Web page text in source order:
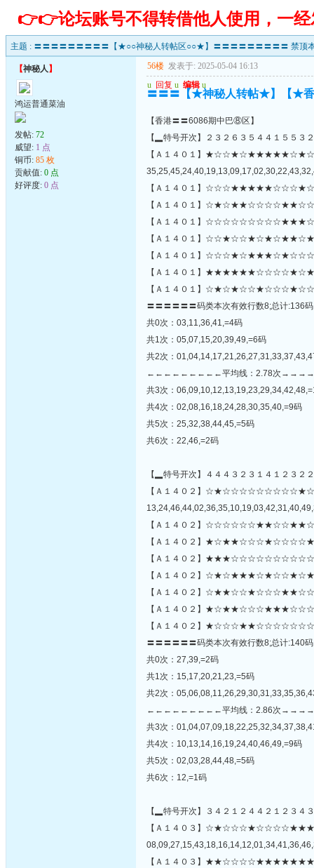
👉👉论坛账号不得转借他人使用，一
主题 : 〓〓〓〓〓〓〓〓〓【★○○神秘人转帖区○○★】〓〓〓〓〓〓〓〓〓 禁顶
【神秘人 】
鸿运普通菜油
发帖: 72
威望: 1 点
铜币: 85 枚
贡献值: 0 点
好评度: 0 点
56楼 发表于: 2025-05-04 16:13
u 回复 u 编辑 u
〓〓〓【★神秘人转帖★】【★
【香港〓〓6086期中巴⑧区】
【▂特号开次】２３２６３５４４１５５３
【Ａ１４０１】
【Ａ１４０１】
【Ａ１４０１】
【Ａ１４０１】
【Ａ１４０１】
【Ａ１４０１】
【Ａ１４０１】
【Ａ１４０１】
〓〓〓〓〓〓码类本次有效行数8;总计:136
共0次：03,11,36,41,=4码
共1次：05,07,15,20,39,49,=6码
共2次：
←←←←←←←←←平均线：2.78次
共3次：
共4次：02,08,16,18,24,28,30,35,40,=9码
共5次：25,32,38,44,45,=5码
共6次：22,46,=2码
【▂特号开次】４４４３２３１４１２３２
【Ａ１４０２】
【Ａ１４０２】
【Ａ１４０２】
【Ａ１４０２】
【Ａ１４０２】
【Ａ１４０２】
【Ａ１４０２】
【Ａ１４０２】
〓〓〓〓〓〓码类本次有效行数8;总计:140
共0次：27,39,=2码
共1次：15,17,20,21,23,=5码
共2次：
←←←←←←←←←平均线：2.86次
共3次：
共4次：10,13,14,16,19,24,40,46,49,=9码
共5次：02,03,28,44,48,=5码
共6次：12,=1码
【▂特号开次】３４２１２４４２１２３４
【Ａ１４０３】
【Ａ１４０３】